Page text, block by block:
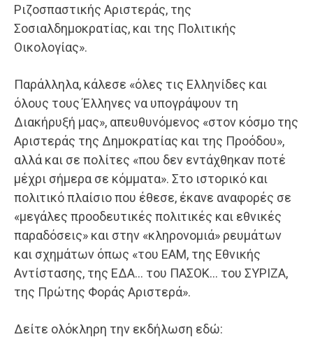
Ριζοσπαστικής Αριστεράς, της
Σοσιαλδημοκρατίας, και της Πολιτικής
Οικολογίας».
Παράλληλα, κάλεσε «όλες τις Ελληνίδες και
όλους τους Έλληνες να υπογράψουν τη
Διακήρυξή μας», απευθυνόμενος «στον κόσμο της
Αριστεράς της Δημοκρατίας και της Προόδου»,
αλλά και σε πολίτες «που δεν εντάχθηκαν ποτέ
μέχρι σήμερα σε κόμματα». Στο ιστορικό και
πολιτικό πλαίσιο που έθεσε, έκανε αναφορές σε
«μεγάλες προοδευτικές πολιτικές και εθνικές
παραδόσεις» και στην «κληρονομιά» ρευμάτων
και σχημάτων όπως «του ΕΑΜ, της Εθνικής
Αντίστασης, της ΕΔΑ… του ΠΑΣΟΚ… του ΣΥΡΙΖΑ,
της Πρώτης Φοράς Αριστερά».
Δείτε ολόκληρη την εκδήλωση εδώ: